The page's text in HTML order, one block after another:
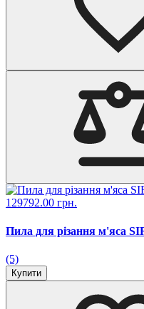
129792.00 грн.
Пила для різання м'яса
(5)
Купити